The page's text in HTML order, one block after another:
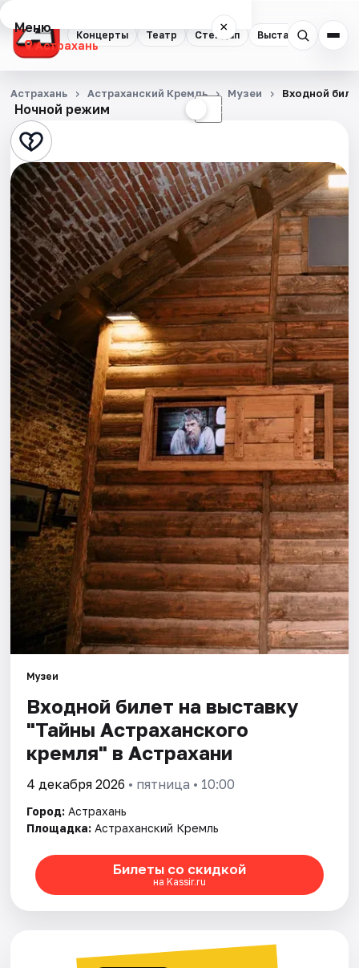
Концерты Театр Стендап Выставки
Меню ×
Астрахань
Концерты
Театр
Стендап
Выставки
Квесты
Экскурсии
Спорт
События
Города
Площадки
Артисты
Рейтинги
Ночной режим ☾
Астрахань Астраханский Кремль Музеи Входной
Музеи
Входной билет на выставку
"Тайны Астраханского
кремля" в Астрахани
4 декабря 2026 • пятница • 10:00
Город: Астрахань
Площадка: Астраханский Кремль
Билеты со скидкой
на Kassir.ru